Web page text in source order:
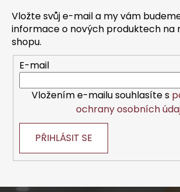
Vložte svůj e-mail a my vám
informace o nových produktech na
shopu.
E-mail
Vložením e-mailu souhlasíte s
ochrany osobních
PŘIHLÁSIT SE